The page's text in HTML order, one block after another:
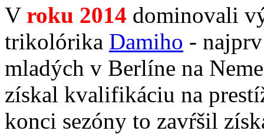
V roku 2014 dominovali
trikolórika Damiho -
mladých v Berlíne na
získal kvalifikáciu na
konci sezóny to zavŕšil